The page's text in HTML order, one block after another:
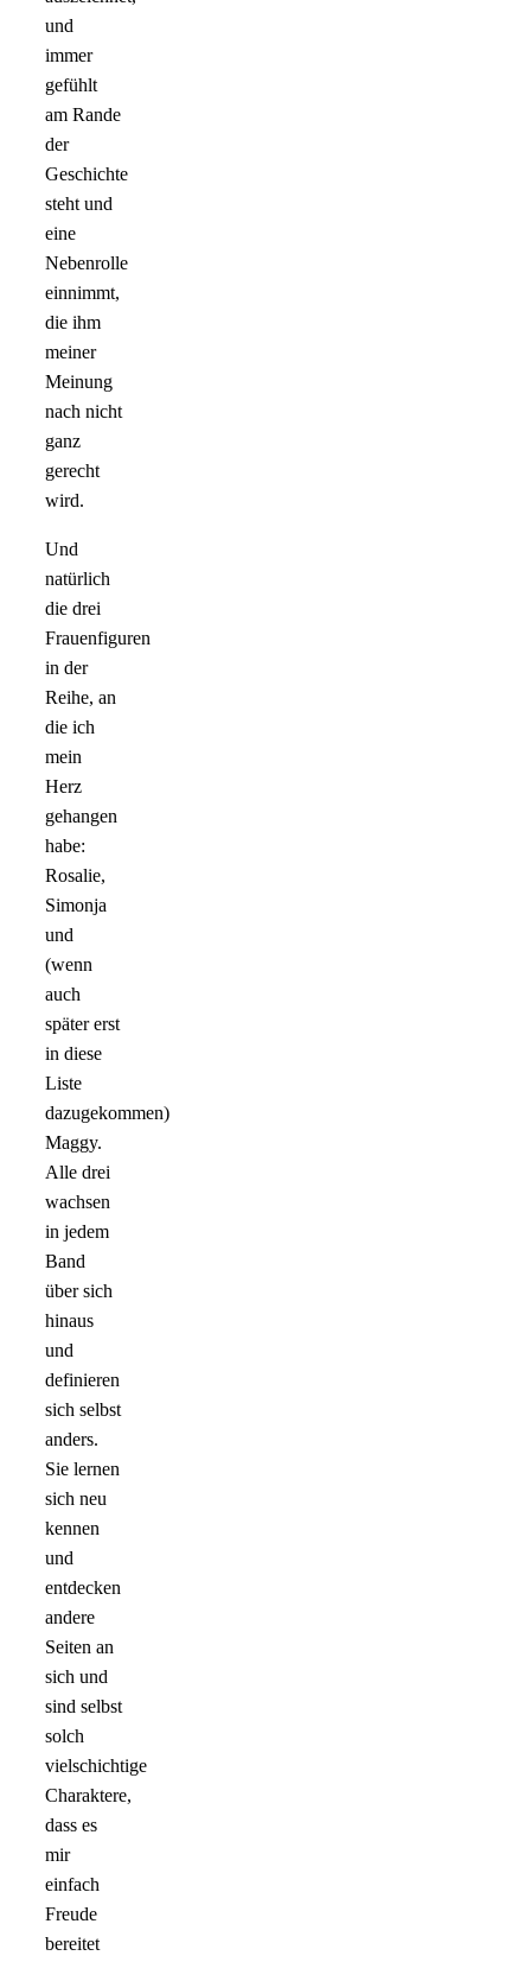
und
immer
gefühlt
am Rande
der
Geschichte
steht und
eine
Nebenrolle
einnimmt,
die ihm
meiner
Meinung
nach nicht
ganz
gerecht
wird.
Und
natürlich
die drei
Frauenfiguren
in der
Reihe, an
die ich
mein
Herz
gehangen
habe:
Rosalie,
Simonja
und
(wenn
auch
später erst
in diese
Liste
dazugekommen)
Maggy.
Alle drei
wachsen
in jedem
Band
über sich
hinaus
und
definieren
sich selbst
anders.
Sie lernen
sich neu
kennen
und
entdecken
andere
Seiten an
sich und
sind selbst
solch
vielschichtige
Charaktere,
dass es
mir
einfach
Freude
bereitet